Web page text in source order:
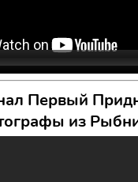
Первый
из